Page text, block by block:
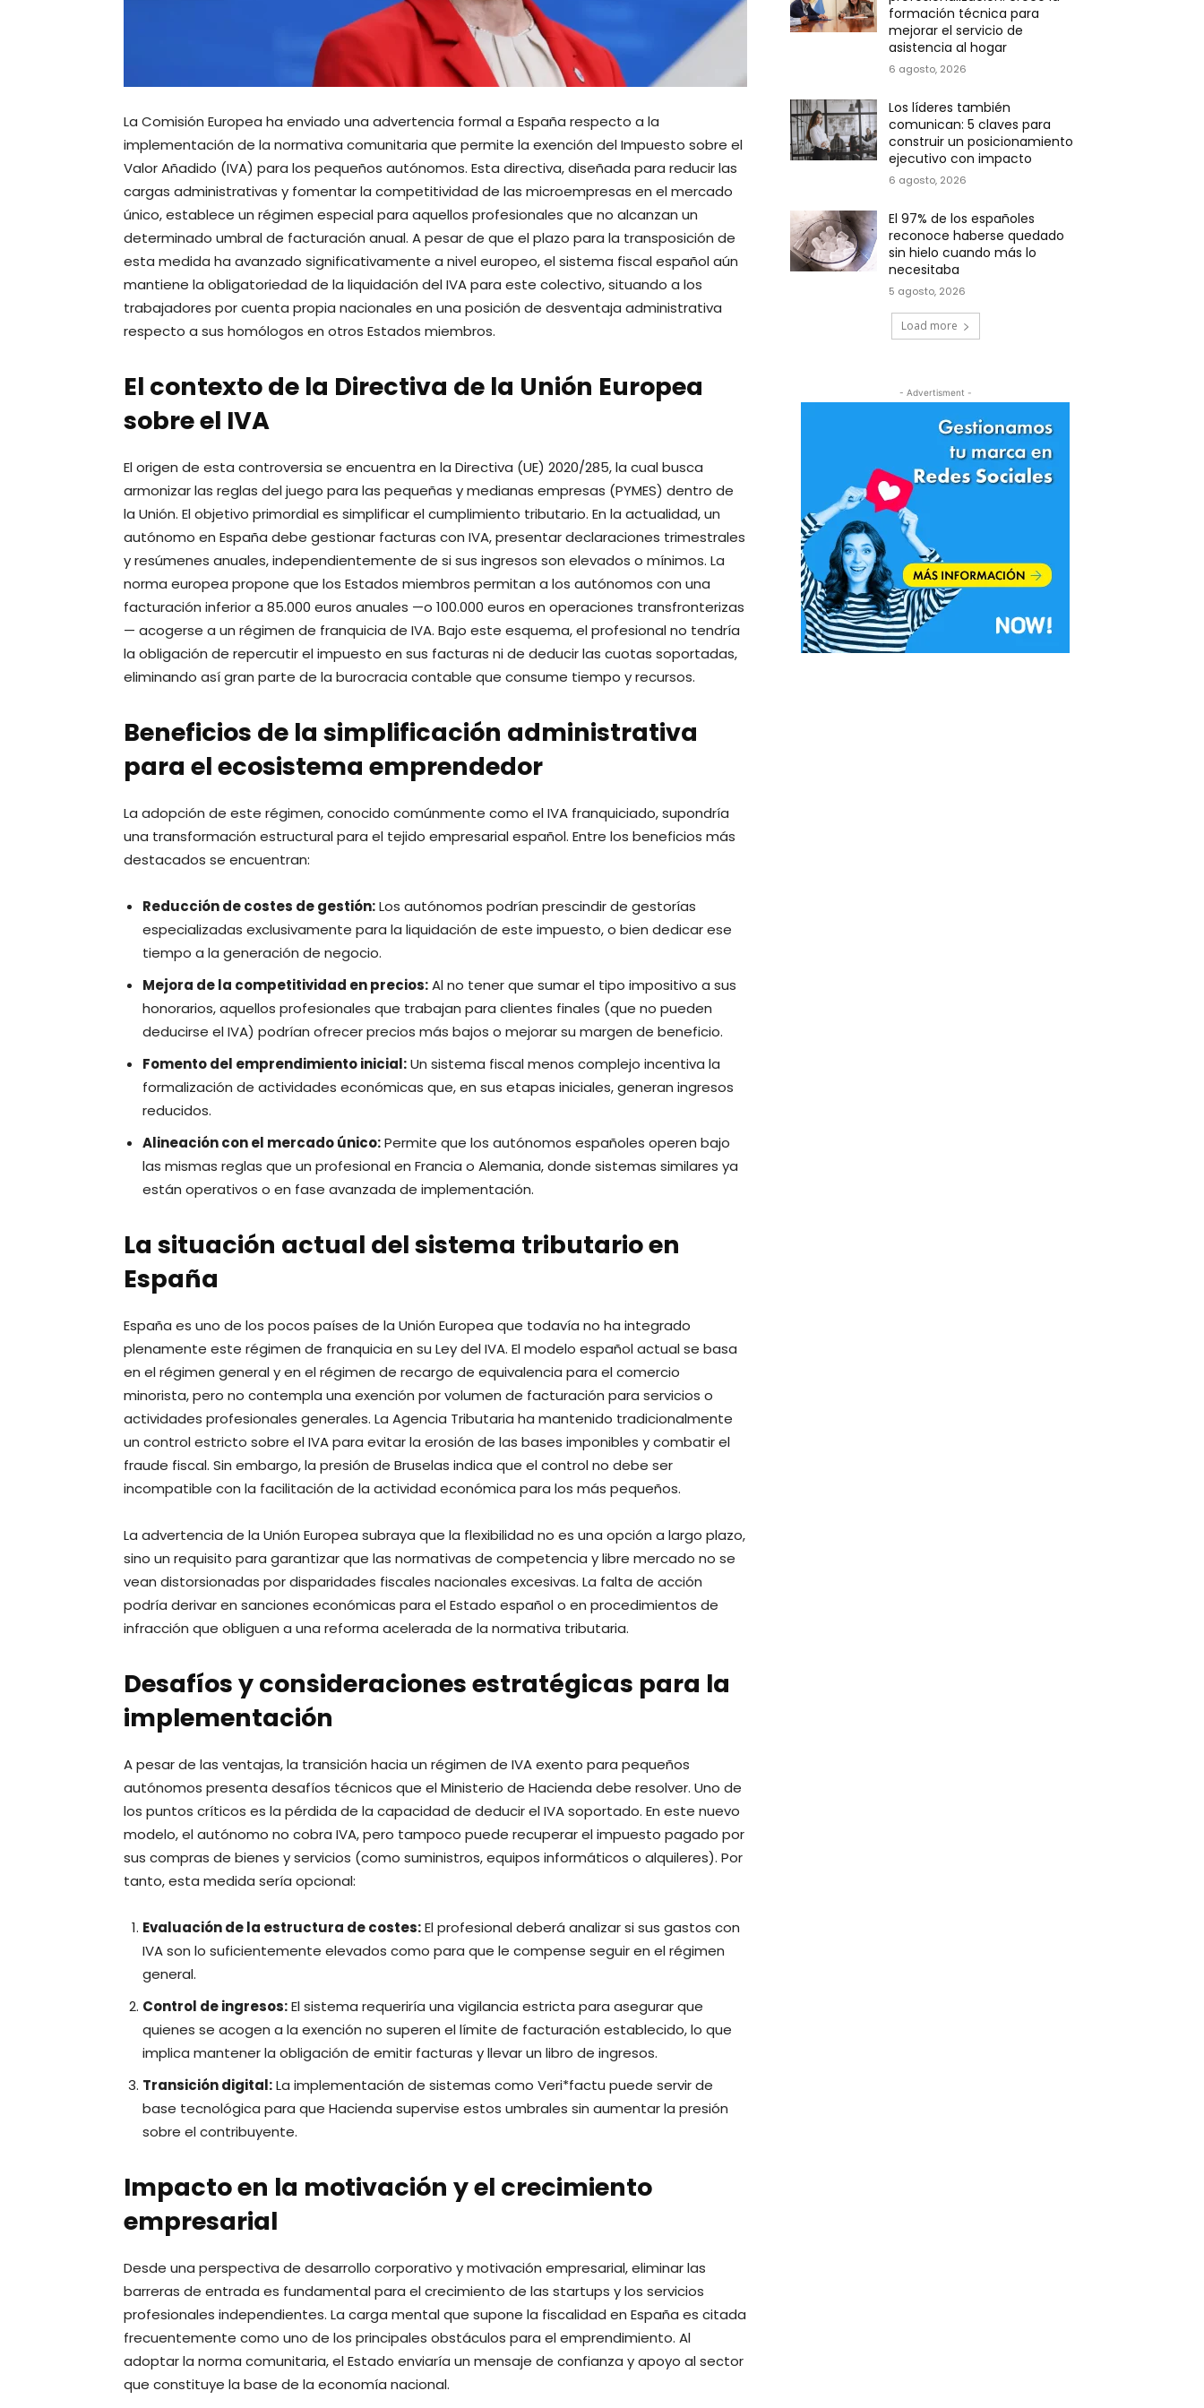
La Comisión Europea ha enviado una advertencia formal a España respecto a la
implementación de la normativa comunitaria que permite la exención del Impuesto sobre el
Valor Añadido (IVA) para los pequeños autónomos. Esta directiva, diseñada para reducir las
cargas administrativas y fomentar la competitividad de las microempresas en el mercado
único, establece un régimen especial para aquellos profesionales que no alcanzan un
determinado umbral de facturación anual. A pesar de que el plazo para la transposición de
esta medida ha avanzado significativamente a nivel europeo, el sistema fiscal español aún
mantiene la obligatoriedad de la liquidación del IVA para este colectivo, situando a los
trabajadores por cuenta propia nacionales en una posición de desventaja administrativa
respecto a sus homólogos en otros Estados miembros.
El contexto de la Directiva de la Unión Europea
sobre el IVA
El origen de esta controversia se encuentra en la Directiva (UE) 2020/285, la cual busca
armonizar las reglas del juego para las pequeñas y medianas empresas (PYMES) dentro de
la Unión. El objetivo primordial es simplificar el cumplimiento tributario. En la actualidad, un
autónomo en España debe gestionar facturas con IVA, presentar declaraciones trimestrales
y resúmenes anuales, independientemente de si sus ingresos son elevados o mínimos. La
norma europea propone que los Estados miembros permitan a los autónomos con una
facturación inferior a 85.000 euros anuales —o 100.000 euros en operaciones transfronterizas
— acogerse a un régimen de franquicia de IVA. Bajo este esquema, el profesional no tendría
la obligación de repercutir el impuesto en sus facturas ni de deducir las cuotas soportadas,
eliminando así gran parte de la burocracia contable que consume tiempo y recursos.
Beneficios de la simplificación administrativa
para el ecosistema emprendedor
La adopción de este régimen, conocido comúnmente como el IVA franquiciado, supondría
una transformación estructural para el tejido empresarial español. Entre los beneficios más
destacados se encuentran:
Reducción de costes de gestión:Los autónomos podrían prescindir de gestorías
especializadas exclusivamente para la liquidación de este impuesto, o bien dedicar ese
tiempo a la generación de negocio.
Mejora de la competitividad en precios:Al no tener que sumar el tipo impositivo a sus
honorarios, aquellos profesionales que trabajan para clientes finales (que no pueden
deducirse el IVA) podrían ofrecer precios más bajos o mejorar su margen de beneficio.
Fomento del emprendimiento inicial:Un sistema fiscal menos complejo incentiva la
formalización de actividades económicas que, en sus etapas iniciales, generan ingresos
reducidos.
Alineación con el mercado único:Permite que los autónomos españoles operen bajo
las mismas reglas que un profesional en Francia o Alemania, donde sistemas similares ya
están operativos o en fase avanzada de implementación.
La situación actual del sistema tributario en
España
España es uno de los pocos países de la Unión Europea que todavía no ha integrado
plenamente este régimen de franquicia en su Ley del IVA. El modelo español actual se basa
en el régimen general y en el régimen de recargo de equivalencia para el comercio
minorista, pero no contempla una exención por volumen de facturación para servicios o
actividades profesionales generales. La Agencia Tributaria ha mantenido tradicionalmente
un control estricto sobre el IVA para evitar la erosión de las bases imponibles y combatir el
fraude fiscal. Sin embargo, la presión de Bruselas indica que el control no debe ser
incompatible con la facilitación de la actividad económica para los más pequeños.
La advertencia de la Unión Europea subraya que la flexibilidad no es una opción a largo plazo,
sino un requisito para garantizar que las normativas de competencia y libre mercado no se
vean distorsionadas por disparidades fiscales nacionales excesivas. La falta de acción
podría derivar en sanciones económicas para el Estado español o en procedimientos de
infracción que obliguen a una reforma acelerada de la normativa tributaria.
Desafíos y consideraciones estratégicas para la
implementación
A pesar de las ventajas, la transición hacia un régimen de IVA exento para pequeños
autónomos presenta desafíos técnicos que el Ministerio de Hacienda debe resolver. Uno de
los puntos críticos es la pérdida de la capacidad de deducir el IVA soportado. En este nuevo
modelo, el autónomo no cobra IVA, pero tampoco puede recuperar el impuesto pagado por
sus compras de bienes y servicios (como suministros, equipos informáticos o alquileres). Por
tanto, esta medida sería opcional:
Evaluación de la estructura de costes:El profesional deberá analizar si sus gastos con
IVA son lo suficientemente elevados como para que le compense seguir en el régimen
general.
Control de ingresos:El sistema requeriría una vigilancia estricta para asegurar que
quienes se acogen a la exención no superen el límite de facturación establecido, lo que
implica mantener la obligación de emitir facturas y llevar un libro de ingresos.
Transición digital:La implementación de sistemas como Veri*factu puede servir de
base tecnológica para que Hacienda supervise estos umbrales sin aumentar la presión
sobre el contribuyente.
Impacto en la motivación y el crecimiento
empresarial
Desde una perspectiva de desarrollo corporativo y motivación empresarial, eliminar las
barreras de entrada es fundamental para el crecimiento de las startups y los servicios
profesionales independientes. La carga mental que supone la fiscalidad en España es citada
frecuentemente como uno de los principales obstáculos para el emprendimiento. Al
adoptar la norma comunitaria, el Estado enviaría un mensaje de confianza y apoyo al sector
que constituye la base de la economía nacional.
formación técnica para
mejorar el servicio de
asistencia al hogar
6 agosto, 2026
Los líderes también
comunican: 5 claves para
construir un posicionamiento
ejecutivo con impacto
6 agosto, 2026
El 97% de los españoles
reconoce haberse quedado
sin hielo cuando más lo
necesitaba
5 agosto, 2026
Load more
- Advertisment -